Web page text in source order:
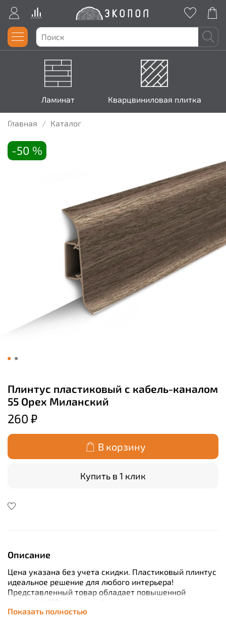
Ламинат Кварцвиниловая плитка
Главная Каталог
-50 %
Плинтус пластиковый с кабель-каналом
55 Орех Миланский
260 ₽
В корзину
Купить в 1 клик
Описание
Цена указана без учета скидки. Пластиковый плинтус
идеальное решение для любого интерьера!
Представленный товар обладает повышенной
толщиной (22 мм), что обеспечивает дополнительную
прочность конструкции. Благодаря длине в 2200 мм
Показать полностью